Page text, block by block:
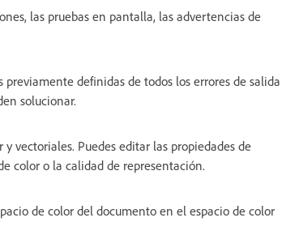
las pruebas en pantalla, las advertencias de
definidas de todos los errores de salida
solucionar.
vectoriales. Puedes editar las propiedades de
color o la calidad de representación.
de color del documento en el espacio de color